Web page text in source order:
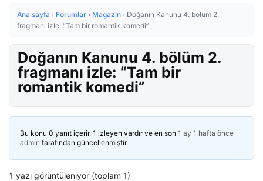
Ana sayfa › Forumlar › Magazin › Doğanın Kanunu 4. bölüm 2.
fragmanı izle: “Tam bir romantik komedi”
Doğanın Kanunu 4. bölüm 2.
fragmanı izle: “Tam bir
romantik komedi”
Bu konu 0 yanıt içerir, 1 izleyen vardır ve en son 1 ay 1 hafta önce
admin tarafından güncellenmiştir.
1 yazı görüntüleniyor (toplam 1)